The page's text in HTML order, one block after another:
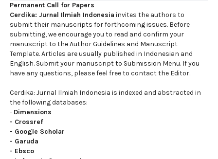
Permanent Call for Papers
Cerdika: Jurnal Ilmiah Indonesia invites the authors to
submit their manuscripts for forthcoming issues. Before
submitting, we encourage you to read and confirm your
manuscript to the Author Guidelines and Manuscript
Template. Articles are usually published in Indonesian and
English. Submit your manuscript to Submission Menu. If you
have any questions, please feel free to contact the Editor.
Cerdika: Jurnal Ilmiah Indonesia is indexed and abstracted in
the following databases:
- Dimensions
- Crossref
- Google Scholar
- Garuda
- Ebsco